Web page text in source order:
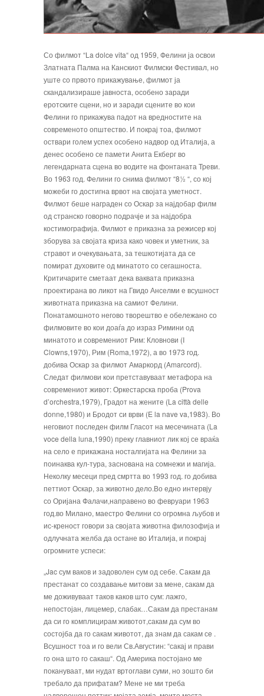
Со филмот “La dolce vita“ од 1959, Фелини ја освои
Златната Палма на Канскиот Филмски Фестивал, но
уште со првото прикажување, филмот ја
скандализираше јавноста, особено заради
еротските сцени, но и заради сцените во кои
Фелини го прикажува падот на вредностите на
современото општество. И покрај тоа, филмот
оствари голем успех особено надвор од Италија, а
денес особено се памети Анита Екберг вo
легендарната сцена во водите на фонтаната Треви.
Во 1963 год. Фелини го снима филмот “8½ “, со кој
можеби го достигна врвот на својата уметност.
Филмот беше награден со Оскар за најдобар филм
од странско говорно подрачје и за најдобра
костимографија. Филмот е приказна за режисер кој
зборува за својата криза како човек и уметник, за
стравот и очекувањата, за тешкотијата да се
помират духовите од минатото со сегашноста.
Критичарите сметаат дека ваквата приказна
проектирана во ликот на Гвидо Анселми е всушност
животната приказна на самиот Фелини.
Понатамошното негово творештво е обележано со
филмовите во кои доаѓа до израз Римини од
минатото и современиот Рим: Кловнови (I
Clowns,1970), Рим (Roma,1972), а во 1973 год.
добива Оскар за филмотАмаркорд (Amarcord).
Следат филмови кои претставуваат метафора на
современиот живот:Оркестарска проба (Prova
d’orchestra,1979), Градот на жените (La città delle
donne,1980) и Бродот си врви (E la nave va,1983). Во
неговиот последен филм Гласот на месечината (La
voce della luna,1990) преку главниот лик кој се враќа
на село е прикажана носталгијата на Фелини за
поинаква кул-тура, заснована на сомнежи и магија.
Неколку месеци пред смртта во 1993 год. го добива
петтиот Оскар, за животно дело.Во едно интервју
со Оријана Фалачи,направено во февруари 1963
год.во Милано, маестро Фелини со огромна љубов и
ис-креност говори за својата животна филозофија и
одлучната желба да остане во Италија, и покрај
огромните успеси:
„Jac сум ваков и задоволен сум од себе. Сакам да
престанат со создавање митови за мене, сакам да
ме доживуваат таков каков што сум: лажго,
непостојан, лицемер, слабак…Сакам да престанам
да си го комплицирам животот,сакам да сум во
состојба да го сакам животот, да знам да сакам сe .
Всушност тоа и го вели Св.Августин: “сакај и прави
го она што го сакаш“. Од Америка постојано ме
покануваат, ми нудат вртоглави суми, но зошто би
требало да прифатам? Мене не ми треба